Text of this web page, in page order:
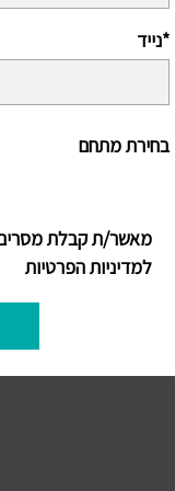
נייד*
בחירת מתחם
מאשר/ת קבלת מסרים
למדיניות הפרטיות